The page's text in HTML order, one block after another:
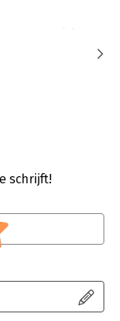
maar net goed
Jack Ryan. Nu is
gevaarlijke taak
de Belgorod te
generatie Ryans
schrijft!